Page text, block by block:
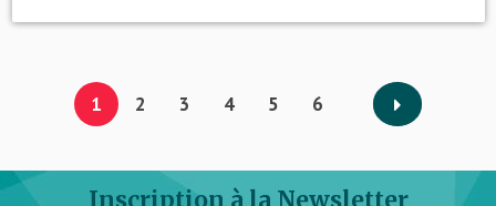
1 2 3 4 5 6
Inscription à la Newsletter